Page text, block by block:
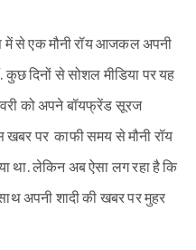
से एक मौनी रॉय आजकल अपनी
कुछ दिनों से सोशल मीडिया पर यह
को अपने बॉयफ्रेंड सूरज
खबर पर काफी समय से मौनी रॉय
था. लेकिन अब ऐसा लग रहा है कि
अपनी शादी की खबर पर मुहर